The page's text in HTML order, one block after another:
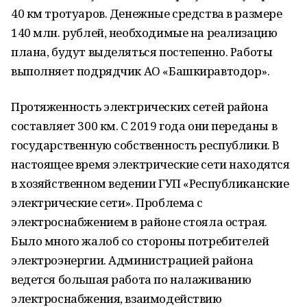
40 км тротуаров. Денежные средства в размере
140 млн. рублей, необходимые на реализацию
плана, будут выделяться постепенно. Работы
выполняет подрядчик АО «Башкиравтодор».
Протяженность электрических сетей района
составляет 300 км. С 2019 года они переданы в
государственную собственность республики. В
настоящее время электрические сети находятся
в хозяйственном ведении ГУП «Республиканские
электрические сети». Проблема с
электроснабжением в районе стояла острая.
Было много жалоб со стороны потребителей
электроэнергии. Администрацией района
ведется большая работа по налаживанию
электроснабжения, взаимодействию